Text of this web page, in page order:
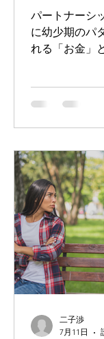
は、とっても
あの時のあの
も感謝してい
う時のあなた
パートナーシ
に幼少期のパ
れる「お金」
ろ豊かさが拡
一緒に生きて
高いと僕は思
の方に歪みが
パートナーと
てくることも
ていっている
あるんですが
うと思います
に関して、パ
っているのか
思っているの
時代、基本的
権はない。 た
二子渉
7月11日